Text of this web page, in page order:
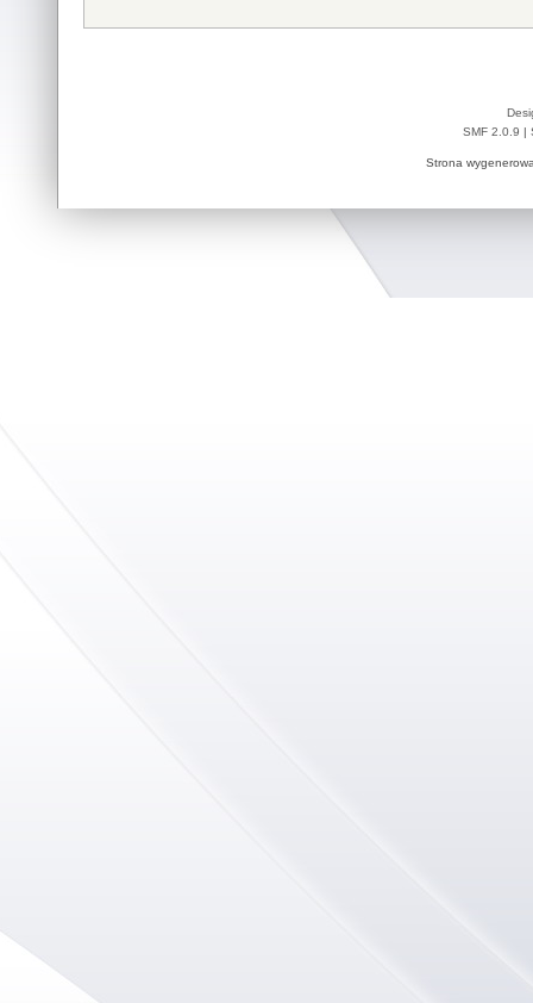
SMF 2.0.9 |
Strona